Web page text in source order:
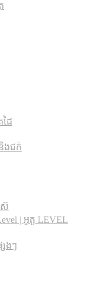
ដៃ
ងជក់
ែ
| អូតូ LEVEL
េងៗ